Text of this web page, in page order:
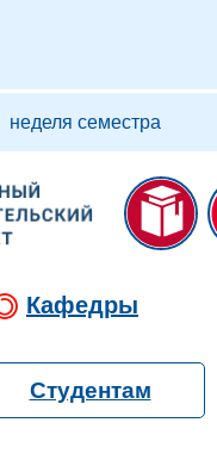
неделя семестра
Кафедры
Студентам